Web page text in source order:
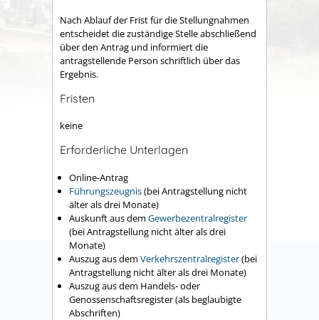
Nach Ablauf der Frist für die Stellungnahmen
entscheidet die zuständige Stelle abschließend
über den Antrag und informiert die
antragstellende Person schriftlich über das
Ergebnis.
Fristen
keine
Erforderliche Unterlagen
Online-Antrag
Führungszeugnis(bei Antragstellung nicht
älter als drei Monate)
Auskunft aus dem Gewerbezentralregister
(bei Antragstellung nicht älter als drei
Monate)
Auszug aus dem Verkehrszentralregister(bei
Antragstellung nicht älter als drei Monate)
Auszug aus dem Handels- oder
Genossenschaftsregister (als beglaubigte
Abschriften)